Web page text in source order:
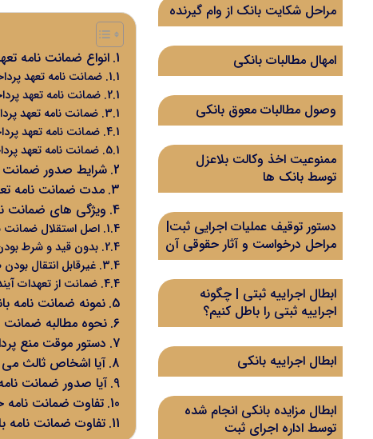
مراحل شکایت بانک از وام گیرنده
امهال مطالبات بانکی
وصول مطالبات معوق بانکی
ممنوعیت اخذ وکالت بلاعزل
توسط بانک ها
دستور توقیف عملیات اجرایی ثبت|
مراحل درخواست و آثار حقوقی آن
ابطال اجراییه ثبتی | چگونه
اجراییه ثبتی را باطل کنیم؟
ابطال اجراییه بانکی
ابطال مزایده بانکی انجام شده
توسط اداره اجرای ثبت
انواع ضمانت نامه
ضمانت نامه تعهد
ضمانت نامه تعهد
ضمانت نامه تعهد
ضمانت نامه تعهد
ضمانت نامه تعهد
شرایط صدور ضمانت
مدت ضمانت نامه
ویژگی های ضمانت
اصل استقلال ضمانت
بدون قید و شرط
غیرقابل انتقال
ضمانت از تعهدات
نمونه ضمانت نامه
نحوه مطالبه
دستور موقت منع
آیا اشخاص ثالث می
آیا صدور ضمانت
تفاوت ضمانت نامه
تفاوت ضمانت نامه